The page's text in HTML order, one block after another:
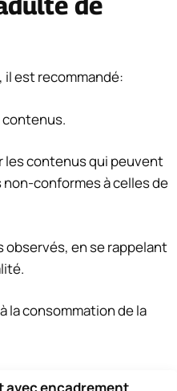
, il est recommandé:
contenus.
les contenus qui peuvent
conformes à celles de
observés, en se rappelant
la consommation de la